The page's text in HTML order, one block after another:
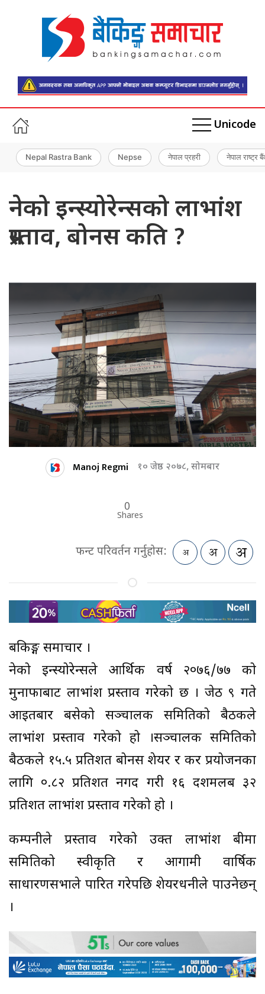
Unicode
Nepal Rastra Bank Nepse नेपाल प्रहरी नेपाल राष्ट्र
नेको इन्स्योरेन्सको लाभांश
प्रस्ताव, बोनस कति ?
Manoj Regmi १० जेष्ठ २०७८, सोमबार
0
Shares
फन्ट परिवर्तन गर्नुहोस:
बैंकिङ्ग समाचार ।
नेको इन्स्योरेन्सले आर्थिक वर्ष २०७६/७७ को
मुनाफाबाट लाभांश प्रस्ताव गरेको छ । जेठ ९ गते
आइतबार बसेको सञ्चालक समितिको बैठकले
लाभांश प्रस्ताव गरेको हो ।सञ्चालक समितिको
बैठकले १५.५ प्रतिशत बोनस शेयर र कर प्रयोजनका
लागि ०.८२ प्रतिशत नगद गरी १६ दशमलब ३२
प्रतिशत लाभांश प्रस्ताव गरेको हो ।
कम्पनीले प्रस्ताव गरेको उक्त लाभांश बीमा
समितिको स्वीकृति र आगामी वार्षिक
साधारणसभाले पारित गरेपछि शेयरधनीले पाउनेछन्
।